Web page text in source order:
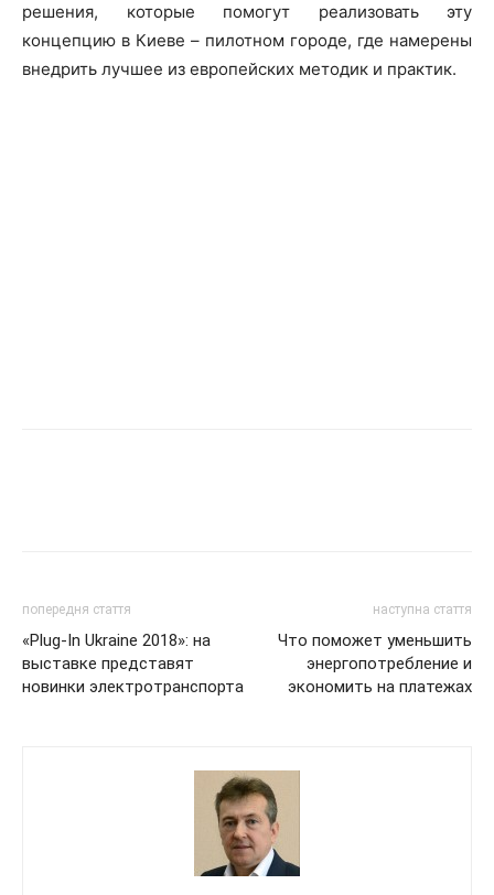
решения, которые помогут реализовать эту
концепцию в Киеве – пилотном городе, где намерены
внедрить лучшее из европейских методик и практик.
попередня стаття
«Plug-In Ukraine 2018»: на
выставке представят
новинки электротранспорта
наступна стаття
Что поможет уменьшить
энергопотребление и
экономить на платежах